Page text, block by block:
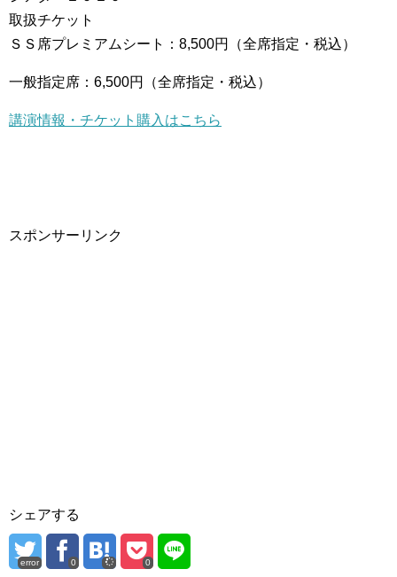
取扱チケット
ＳＳ席プレミアムシート：8,500円（全席指定・税込）
一般指定席：6,500円（全席指定・税込）
講演情報・チケット購入はこちら
スポンサーリンク
シェアする
error 0 0